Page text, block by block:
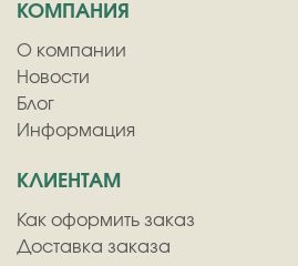
КОМПАНИЯ
О компании
Новости
Блог
Информация
КЛИЕНТАМ
Как оформить заказ
Доставка заказа